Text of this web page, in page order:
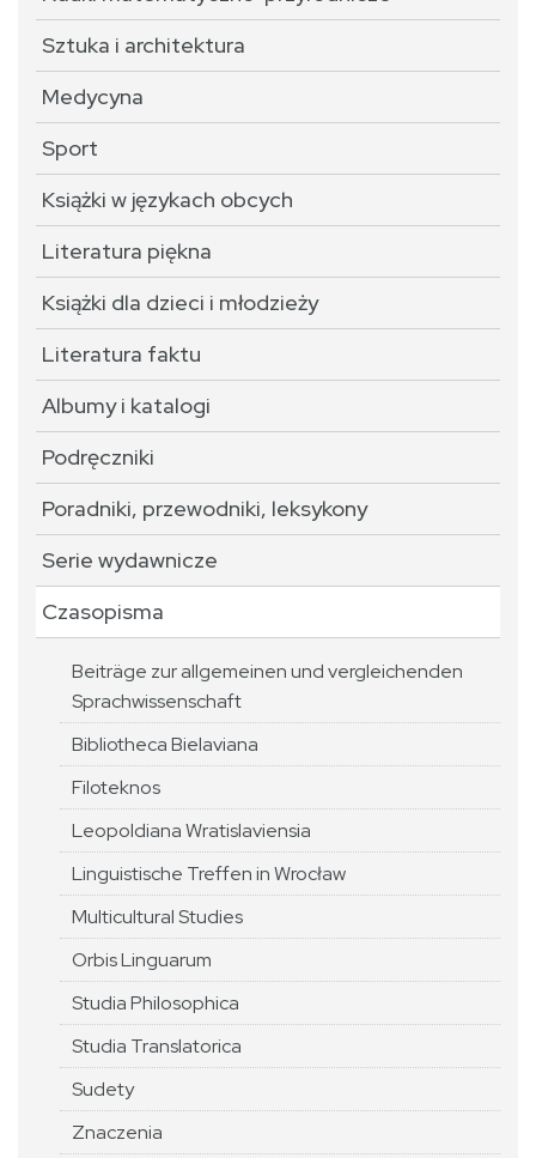
Sztuka i architektura
Medycyna
Sport
Książki w językach obcych
Literatura piękna
Książki dla dzieci i młodzieży
Literatura faktu
Albumy i katalogi
Podręczniki
Poradniki, przewodniki, leksykony
Serie wydawnicze
Czasopisma
Beiträge zur allgemeinen und vergleichenden
Sprachwissenschaft
Bibliotheca Bielaviana
Filoteknos
Leopoldiana Wratislaviensia
Linguistische Treffen in Wrocław
Multicultural Studies
Orbis Linguarum
Studia Philosophica
Studia Translatorica
Sudety
Znaczenia